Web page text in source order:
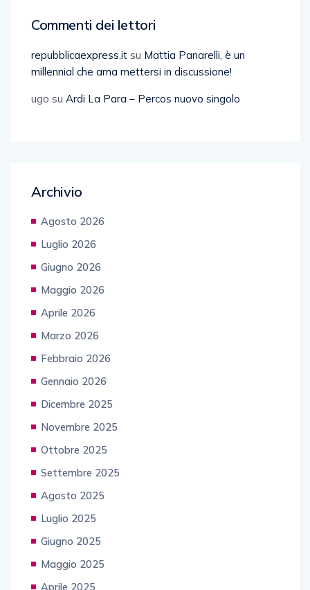
Commenti dei lettori
repubblicaexpress.it su Mattia Panarelli, è un
millennial che ama mettersi in discussione!
ugo su Ardi La Para – Percos nuovo singolo
Archivio
Agosto 2026
Luglio 2026
Giugno 2026
Maggio 2026
Aprile 2026
Marzo 2026
Febbraio 2026
Gennaio 2026
Dicembre 2025
Novembre 2025
Ottobre 2025
Settembre 2025
Agosto 2025
Luglio 2025
Giugno 2025
Maggio 2025
Aprile 2025